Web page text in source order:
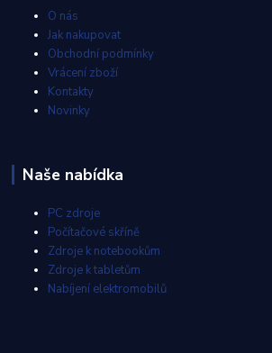
O nás
Jak nakupovat
Obchodní podmínky
Vrácení zboží
Kontakty
Novinky
Naše nabídka
PC zdroje
Počítačové skříně
Zdroje k notebookům
Zdroje k tabletům
Nabíjení elektromobilů